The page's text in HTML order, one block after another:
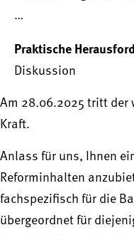
…
Praktische
Diskussion
Am 28.06.2025 tritt der
Kraft.
Anlass für uns, Ihnen
Reforminhalten
fachspezifisch für die
übergeordnet für